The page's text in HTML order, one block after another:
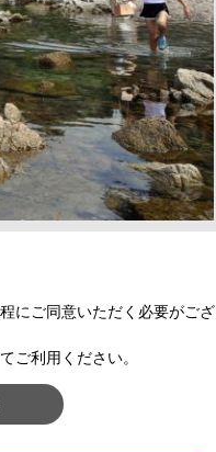
にご同意いただく必要がござ
ご利用ください。